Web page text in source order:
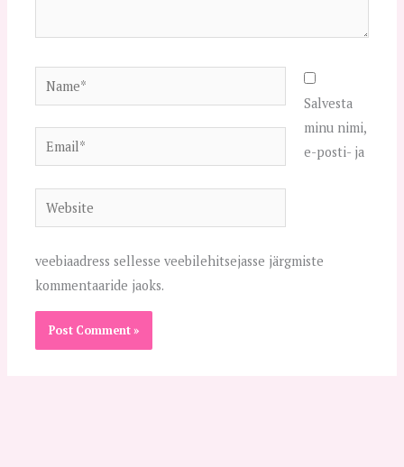
Name*
Email*
Website
Salvesta
minu nimi,
e-posti- ja
veebiaadress sellesse veebilehitsejasse järgmiste
kommentaaride jaoks.